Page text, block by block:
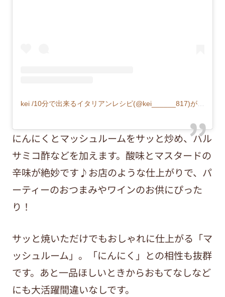
kei /10分で出来るイタリアンレシピ(@kei______817)がシェアした投稿
にんにくとマッシュルームをサッと炒め、バル
サミコ酢などを加えます。酸味とマスタードの
辛味が絶妙です♪お店のような仕上がりで、パ
ーティーのおつまみやワインのお供にぴった
り！
サッと焼いただけでもおしゃれに仕上がる「マ
ッシュルーム」。「にんにく」との相性も抜群
です。あと一品ほしいときからおもてなしなど
にも大活躍間違いなしです。